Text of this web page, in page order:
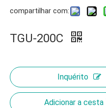
compartilhar com:
TGU-200C
Inquérito
Adicionar a cesta